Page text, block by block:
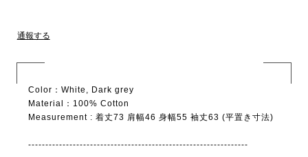
通報する
Color：White, Dark grey
Material：100% Cotton
Measurement : 着丈73 肩幅46 身幅55 袖丈63 (平置き寸法)
----------------------------------------------------------------